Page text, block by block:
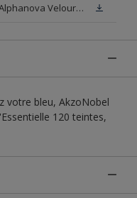
Fiche de données de sécurité Alphanova Velours Blanc
votre bleu, AkzoNobel
120 teintes,